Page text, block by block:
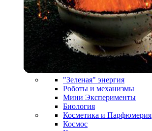
"Зеленая" энергия
Роботы и механизмы
Мини Эксперименты
Биология
Косметика и Парфюмерия
Космос